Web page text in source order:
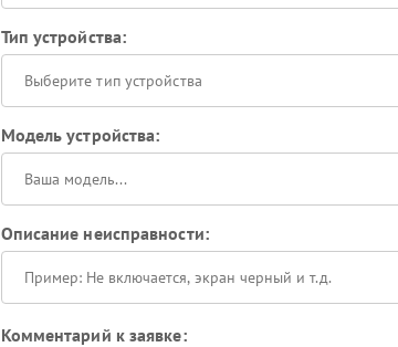
Тип устройства:
Выберите тип устройства
Модель устройства:
Описание неисправности:
Комментарий к заявке: